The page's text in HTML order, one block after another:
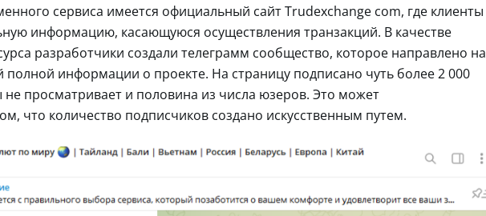
сервиса имеется официальный сайт Trudexchange com, где клиенты
информацию, касающуюся осуществления транзакций. В качестве
разработчики создали телеграмм сообщество, которое направлено на
полной информации о проекте. На страницу подписано чуть более 2 000
не просматривает и половина из числа юзеров. Это может
что количество подписчиков создано искусственным путем.